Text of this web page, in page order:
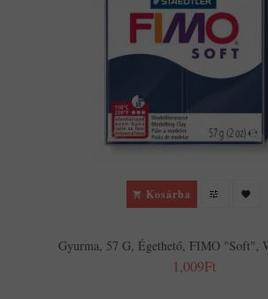
Kosárba
Gyurma, 57 G, Égethető, FIMO "Soft",
1,009Ft